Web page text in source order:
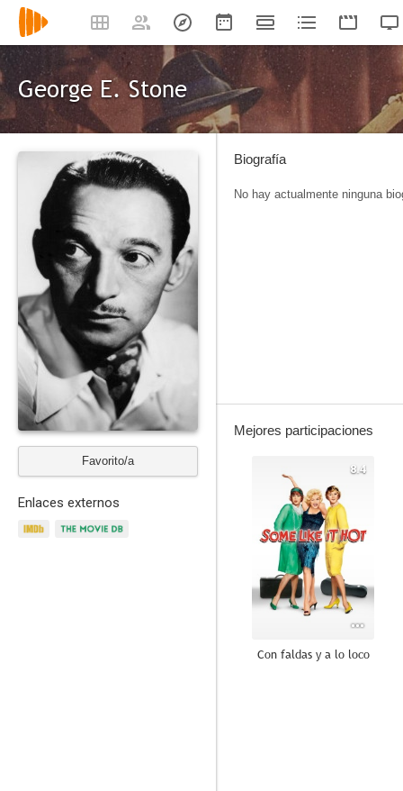
George E. Stone
Favorito/a
Enlaces externos
Biografía
No hay actualmente ninguna
Mejores participaciones
8.4
Con faldas y a lo loco